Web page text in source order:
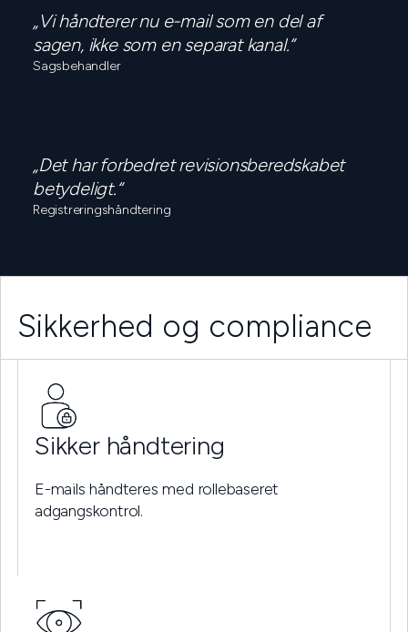
„Vi håndterer nu e-mail som en del af
sagen, ikke som en separat kanal.“
Sagsbehandler
„Det har forbedret revisionsberedskabet
betydeligt.“
Registreringshåndtering
Sikkerhed og compliance
Sikker håndtering
E-mails håndteres med rollebaseret
adgangskontrol.